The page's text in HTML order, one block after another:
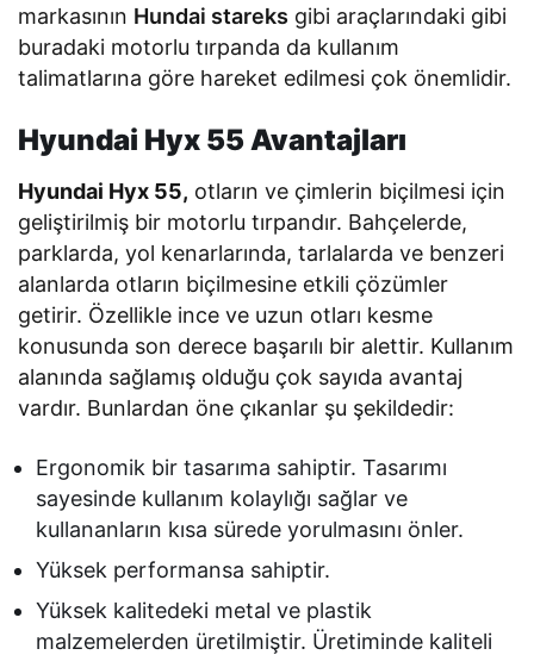
markasının Hundai stareks gibi araçlarındaki gibi
buradaki motorlu tırpanda da kullanım
talimatlarına göre hareket edilmesi çok önemlidir.
Hyundai Hyx 55 Avantajları
Hyundai Hyx 55, otların ve çimlerin biçilmesi için
geliştirilmiş bir motorlu tırpandır. Bahçelerde,
parklarda, yol kenarlarında, tarlalarda ve benzeri
alanlarda otların biçilmesine etkili çözümler
getirir. Özellikle ince ve uzun otları kesme
konusunda son derece başarılı bir alettir. Kullanım
alanında sağlamış olduğu çok sayıda avantaj
vardır. Bunlardan öne çıkanlar şu şekildedir:
Ergonomik bir tasarıma sahiptir. Tasarımı
sayesinde kullanım kolaylığı sağlar ve
kullananların kısa sürede yorulmasını önler.
Yüksek performansa sahiptir.
Yüksek kalitedeki metal ve plastik
malzemelerden üretilmiştir. Üretiminde kaliteli